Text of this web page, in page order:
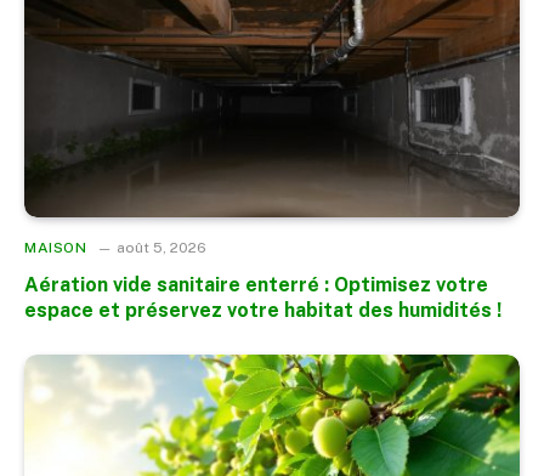
MAISON août 5, 2026
Aération vide sanitaire enterré : Optimisez votre
espace et préservez votre habitat des humidités !